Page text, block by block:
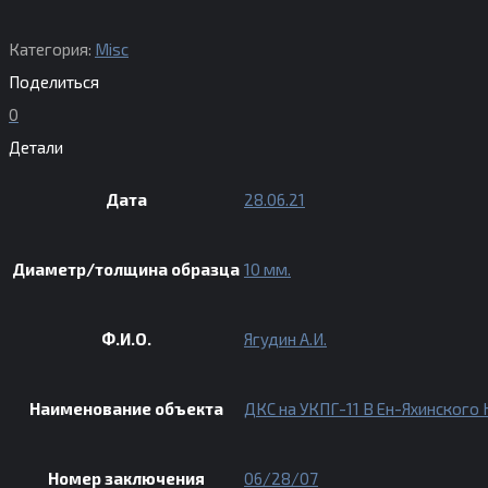
Категория: Misc
Поделиться
0
Детали
Дата 28.06.21
Диаметр/толщина образца 10 мм.
Ф.И.О. Ягудин А.И.
Наименование объекта ДКС на УКПГ-11 В Ен-
Номер заключения 06/28/07